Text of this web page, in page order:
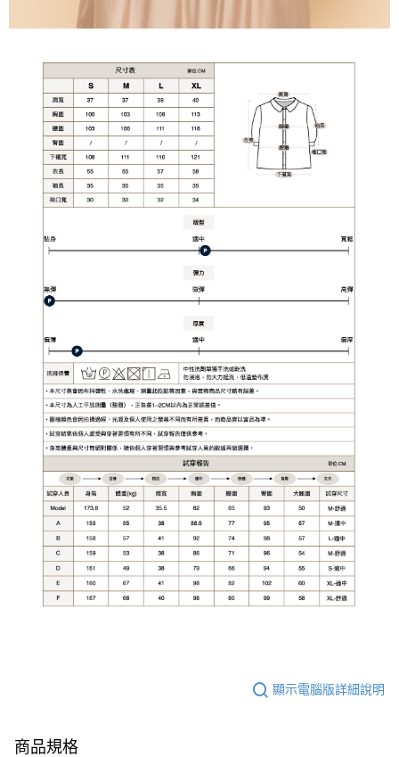
顯示電腦版詳細說明
商品規格